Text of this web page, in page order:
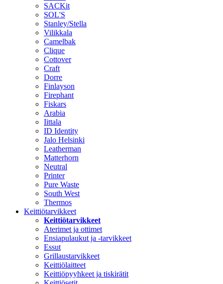
SACKit
SOL'S
Stanley/Stella
Vilikkala
Camelbak
Clique
Cottover
Craft
Dorre
Finlayson
Firephant
Fiskars
Arabia
Iittala
ID Identity
Jalo Helsinki
Leatherman
Matterhorn
Neutral
Printer
Pure Waste
South West
Thermos
Keittiötarvikkeet
Keittiötarvikkeet
Aterimet ja ottimet
Ensiapulaukut ja -tarvikkeet
Essut
Grillaustarvikkeet
Keittiölaitteet
Keittiöpyyhkeet ja tiskirätit